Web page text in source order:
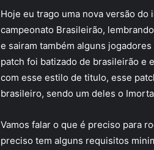
Hoje eu trago uma nova versão
campeonato Brasileirão,
e sairam também alguns
patch foi batizado de brasileirão e
com esse estilo de titulo, esse
brasileiro, sendo um deles o
Vamos falar o que é preciso para
preciso tem alguns requisitos